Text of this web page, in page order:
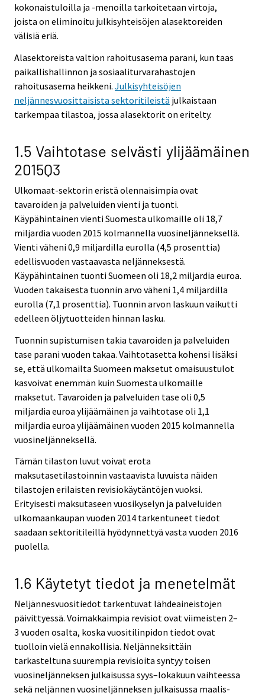
kokonaistuloilla ja -menoilla tarkoitetaan virtoja,
joista on eliminoitu julkisyhteisöjen alasektoreiden
välisiä eriä.
Alasektoreista valtion rahoitusasema parani, kun taas
paikallishallinnon ja sosiaaliturvarahastojen
rahoitusasema heikkeni. Julkisyhteisöjen
neljännesvuosittaisista sektoritileistä julkaistaan
tarkempaa tilastoa, jossa alasektorit on eritelty.
1.5 Vaihtotase selvästi ylijäämäinen
2015Q3
Ulkomaat-sektorin eristä olennaisimpia ovat
tavaroiden ja palveluiden vienti ja tuonti.
Käypähintainen vienti Suomesta ulkomaille oli 18,7
miljardia vuoden 2015 kolmannella vuosineljänneksellä.
Vienti väheni 0,9 miljardilla eurolla (4,5 prosenttia)
edellisvuoden vastaavasta neljänneksestä.
Käypähintainen tuonti Suomeen oli 18,2 miljardia euroa.
Vuoden takaisesta tuonnin arvo väheni 1,4 miljardilla
eurolla (7,1 prosenttia). Tuonnin arvon laskuun vaikutti
edelleen öljytuotteiden hinnan lasku.
Tuonnin supistumisen takia tavaroiden ja palveluiden
tase parani vuoden takaa. Vaihtotasetta kohensi lisäksi
se, että ulkomailta Suomeen maksetut omaisuustulot
kasvoivat enemmän kuin Suomesta ulkomaille
maksetut. Tavaroiden ja palveluiden tase oli 0,5
miljardia euroa ylijäämäinen ja vaihtotase oli 1,1
miljardia euroa ylijäämäinen vuoden 2015 kolmannella
vuosineljänneksellä.
Tämän tilaston luvut voivat erota
maksutasetilastoinnin vastaavista luvuista näiden
tilastojen erilaisten revisiokäytäntöjen vuoksi.
Erityisesti maksutaseen vuosikyselyn ja palveluiden
ulkomaankaupan vuoden 2014 tarkentuneet tiedot
saadaan sektoritileillä hyödynnettyä vasta vuoden 2016
puolella.
1.6 Käytetyt tiedot ja menetelmät
Neljännesvuositiedot tarkentuvat lähdeaineistojen
päivittyessä. Voimakkaimpia revisiot ovat viimeisten 2–
3 vuoden osalta, koska vuositilinpidon tiedot ovat
tuolloin vielä ennakollisia. Neljänneksittäin
tarkasteltuna suurempia revisioita syntyy toisen
vuosineljänneksen julkaisussa syys–lokakuun vaihteessa
sekä neljännen vuosineljänneksen julkaisussa maalis-